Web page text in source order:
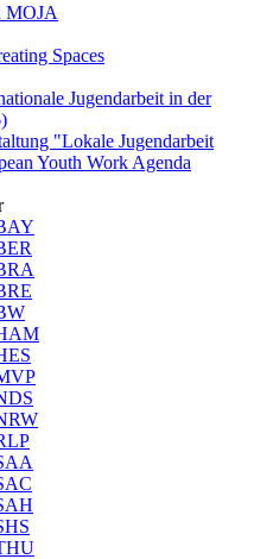
MOJA
Spaces
Jugendarbeit in der
"Lokale Jugendarbeit
Youth Work Agenda